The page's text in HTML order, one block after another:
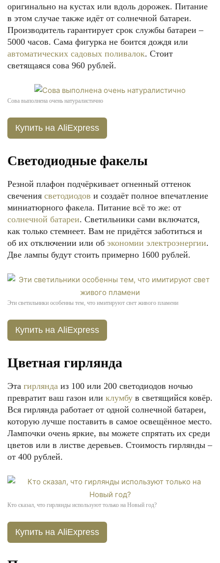
оригинально на кустах или вдоль дорожек. Питание
в этом случае также идёт от солнечной батареи.
Производитель гарантирует срок службы батареи –
5000 часов. Сама фигурка не боится дождя или
автоматических садовых поливалок. Стоит
светящаяся сова 960 рублей.
Сова выполнена очень натуралистично
Купить на AliExpress
Светодиодные факелы
Резной плафон подчёркивает огненный оттенок
свечения светодиодов и создаёт полное впечатление
миниатюрного факела. Питание всё то же: от
солнечной батареи. Светильники сами включатся,
как только стемнеет. Вам не придётся заботиться и
об их отключении или об экономии электроэнергии.
Две лампы будут стоить примерно 1600 рублей.
Эти светильники особенны тем, что имитируют свет живого пламени
Купить на AliExpress
Цветная гирлянда
Эта гирлянда из 100 или 200 светодиодов ночью
превратит ваш газон или клумбу в светящийся ковёр.
Вся гирлянда работает от одной солнечной батареи,
которую лучше поставить в самое освещённое место.
Лампочки очень яркие, вы можете спрятать их среди
цветов или в листве деревьев. Стоимость гирлянды –
от 400 рублей.
Кто сказал, что гирлянды используют только на Новый год?
Купить на AliExpress